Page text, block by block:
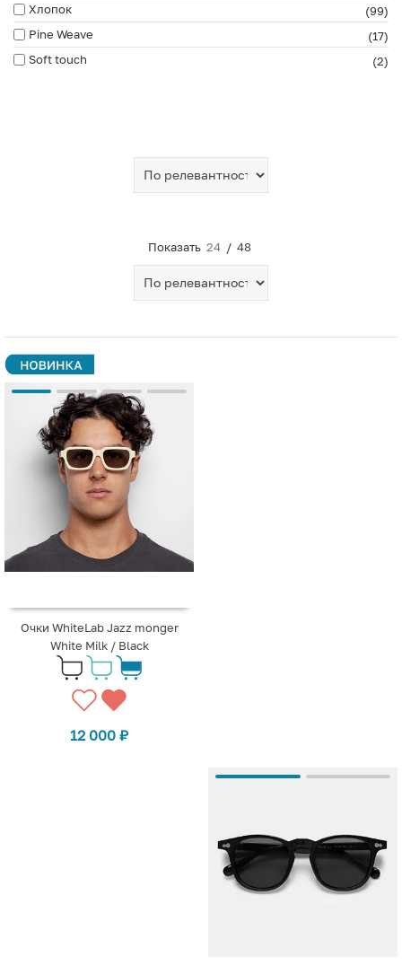
Хлопок
(99)
Pine Weave
(17)
Soft touch
(2)
Показать 24 / 48
Очки WhiteLab Jazz monger
White Milk / Black
12 000 ₽